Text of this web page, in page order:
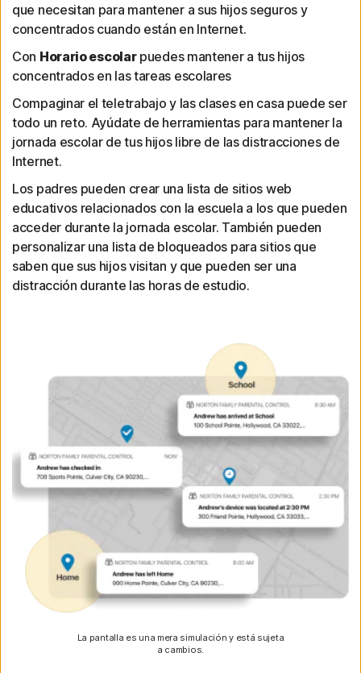
que necesitan para mantener a sus hijos seguros y
concentrados cuando están en Internet.
Con Horario escolarpuedes mantener a tus hijos
concentrados en las tareas escolares
Compaginar el teletrabajo y las clases en casa puede ser
todo un reto. Ayúdate de herramientas para mantener la
jornada escolar de tus hijos libre de las distracciones de
Internet.
Los padres pueden crear una lista de sitios web
educativos relacionados con la escuela a los que pueden
acceder durante la jornada escolar. También pueden
personalizar una lista de bloqueados para sitios que
saben que sus hijos visitan y que pueden ser una
distracción durante las horas de estudio.
La pantalla es una mera simulación y está sujeta
a cambios.